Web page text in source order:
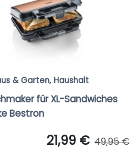
& Garten, Haushalt
für XL-Sandwiches
Bestron
21,99 € 49,95 €